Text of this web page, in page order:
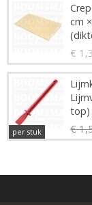
cm
€
top)
€
per stuk